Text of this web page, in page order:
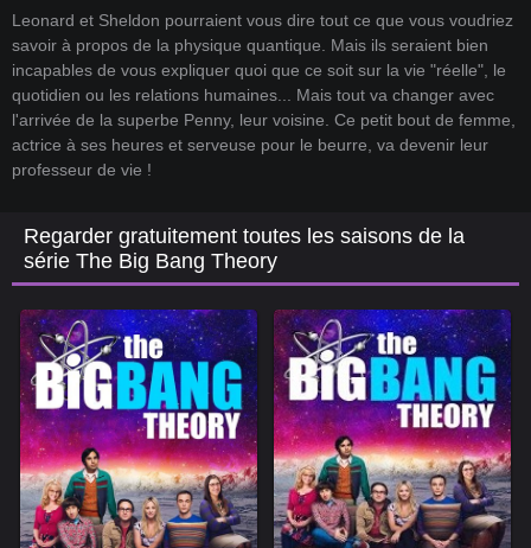
Leonard et Sheldon pourraient vous dire tout ce que vous voudriez
savoir à propos de la physique quantique. Mais ils seraient bien
incapables de vous expliquer quoi que ce soit sur la vie "réelle", le
quotidien ou les relations humaines... Mais tout va changer avec
l'arrivée de la superbe Penny, leur voisine. Ce petit bout de femme,
actrice à ses heures et serveuse pour le beurre, va devenir leur
professeur de vie !
Regarder gratuitement toutes les saisons de la
série The Big Bang Theory